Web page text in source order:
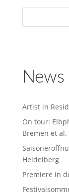
News
Artist in
On tour:
Bremen et al.
Heidelberg
Premiere in